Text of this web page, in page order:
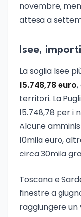
novembre,
attesa a
Isee,
La soglia Isee
15.748,78 euro,
territori. La
15.748,78 per i
Alcune
10mila euro,
circa 30mila
Toscana e
finestre a
raggiungere un